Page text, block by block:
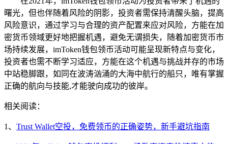
曙光，但也伴随着风险的阴影，投资者需保持清醒头脑，提高
风险意识，通过学习与合理的资产配置来应对风险，方能在加
密货币领域更好地把握机遇，避免无谓损失，随着加密货币市
场持续发展，imToken钱包领币活动可能呈现新特点与变化，
投资者也需不断学习适应，方能在这个机遇与挑战并存的市场
中站稳脚跟，如同在波涛汹涌的大海中航行的船只，唯有掌握
正确的航向与技能,才能驶向成功的彼岸。
相关阅读：
1、 Trust Wallet空投，免费领币的正确姿势，新手避坑指南